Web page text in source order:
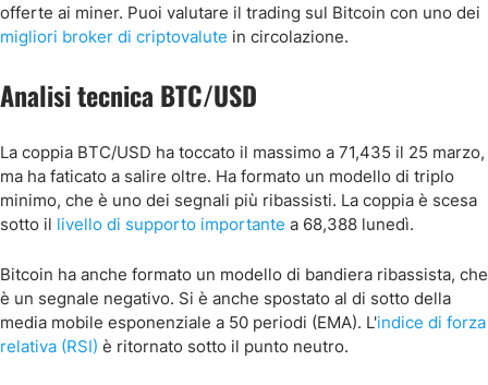
offerte ai miner. Puoi valutare il trading sul Bitcoin con uno dei
migliori broker di criptovalute in circolazione.
Analisi tecnica BTC/USD
La coppia BTC/USD ha toccato il massimo a 71,435 il 25 marzo,
ma ha faticato a salire oltre. Ha formato un modello di triplo
minimo, che è uno dei segnali più ribassisti. La coppia è scesa
sotto il livello di supporto importante a 68,388 lunedì.
Bitcoin ha anche formato un modello di bandiera ribassista, che
è un segnale negativo. Si è anche spostato al di sotto della
media mobile esponenziale a 50 periodi (EMA). L'indice di forza
relativa (RSI) è ritornato sotto il punto neutro.